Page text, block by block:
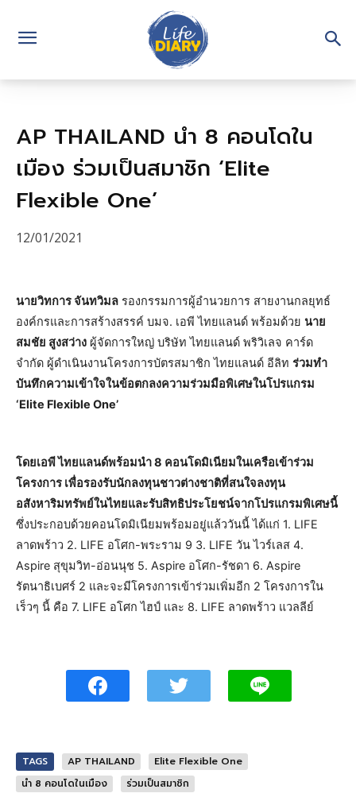
AP THAILAND นำ 8 คอนโดใน
เมือง ร่วมเป็นสมาชิก ‘Elite
Flexible One’
12/01/2021
นายวิทการ จันทวิมล รองกรรมการผู้อำนวยการ สายงานกลยุทธ์
องค์กรและการสร้างสรรค์ บมจ. เอพี ไทยแลนด์ พร้อมด้วย นาย
สมชัย สูงสว่าง ผู้จัดการใหญ่ บริษัท ไทยแลนด์ พริวิเลจ คาร์ด
จำกัด ผู้ดำเนินงานโครงการบัตรสมาชิก ไทยแลนด์ อีลิท ร่วมทำ
บันทึกความเข้าใจในข้อตกลงความร่วมมือพิเศษในโปรแกรม
‘Elite Flexible One’
โดยเอพี ไทยแลนด์พร้อมนำ 8 คอนโดมิเนียมในเครือเข้าร่วม
โครงการ เพื่อรองรับนักลงทุนชาวต่างชาติที่สนใจลงทุน
อสังหาริมทรัพย์ในไทยและรับสิทธิประโยชน์จากโปรแกรมพิเศษนี้
ซึ่งประกอบด้วยคอนโดมิเนียมพร้อมอยู่แล้ววันนี้ ได้แก่ 1. LIFE
ลาดพร้าว 2. LIFE อโศก-พระราม 9 3. LIFE วัน ไวร์เลส 4.
Aspire สุขุมวิท-อ่อนนุช 5. Aspire อโศก-รัชดา 6. Aspire
รัตนาธิเบศร์ 2 และจะมีโครงการเข้าร่วมเพิ่มอีก 2 โครงการใน
เร็วๆ นี้ คือ 7. LIFE อโศก ไฮป์ และ 8. LIFE ลาดพร้าว แวลลีย์
TAGS AP THAILAND
Elite Flexible One
นำ 8 คอนโดในเมือง
ร่วมเป็นสมาชิก